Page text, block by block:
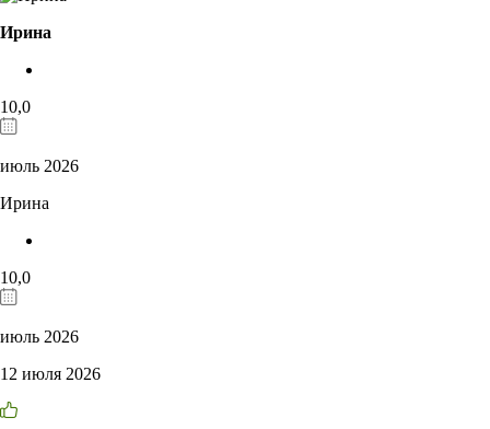
Ирина
10,0
июль 2026
Ирина
10,0
июль 2026
12 июля 2026